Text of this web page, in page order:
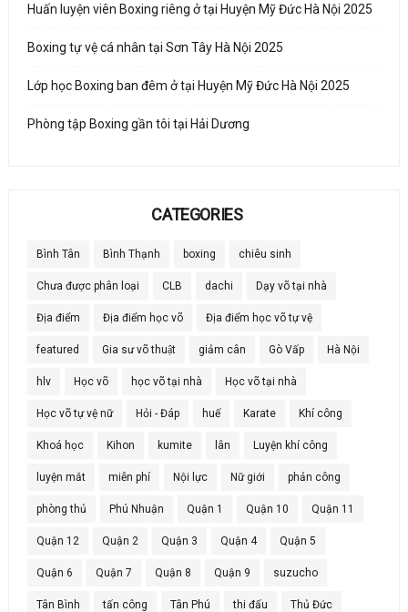
Huấn luyện viên Boxing riêng ở tại Huyện Mỹ Đức Hà Nội 2025
Boxing tự vệ cá nhân tại Sơn Tây Hà Nội 2025
Lớp học Boxing ban đêm ở tại Huyện Mỹ Đức Hà Nội 2025
Phòng tập Boxing gần tôi tại Hải Dương
CATEGORIES
Bình Tân Bình Thạnh boxing chiêu sinh
Chưa được phân loại CLB dachi Dạy võ tại nhà
Địa điểm Địa điểm học võ Địa điểm học võ tự vệ
featured Gia sư võ thuật giảm cân Gò Vấp Hà Nội
hlv Học võ học võ tại nhà Học võ tại nhà
Học võ tự vệ nữ Hỏi - Đáp huế Karate Khí công
Khoá học Kihon kumite lân Luyện khí công
luyện mắt miễn phí Nội lực Nữ giới phản công
phòng thủ Phú Nhuận Quận 1 Quận 10 Quận 11
Quận 12 Quận 2 Quận 3 Quận 4 Quận 5
Quận 6 Quận 7 Quận 8 Quận 9 suzucho
Tân Bình tấn công Tân Phú thi đấu Thủ Đức